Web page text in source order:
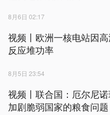
8月6日 02:17
视频丨欧洲一核电站因
反应堆功率
8月5日 23:54
视频丨联合国：厄尔尼
加剧脆弱国家的粮食问题